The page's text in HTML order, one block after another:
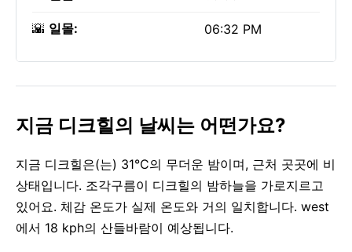
🌇 일몰: 06:32 PM
지금 디크힐의 날씨는 어떤가요?
지금 디크힐은(는) 31°C의 무더운 밤이며, 근처 곳곳에 비
상태입니다. 조각구름이 디크힐의 밤하늘을 가로지르고
있어요. 체감 온도가 실제 온도와 거의 일치합니다. west
에서 18 kph의 산들바람이 예상됩니다.